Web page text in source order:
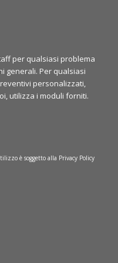
per qualsiasi problema
generali. Per qualsiasi
personalizzati,
utilizza i moduli forniti.
è soggetto alla Privacy Policy